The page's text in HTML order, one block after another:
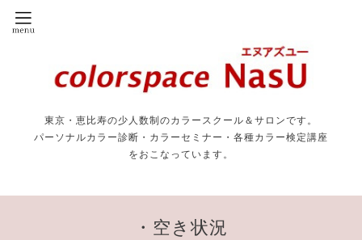
東京・恵比寿の少人数制のカラースクール＆サロンです。
パーソナルカラー診断・カラーセミナー・各種カラー検定講座
をおこなっています。
・空き状況